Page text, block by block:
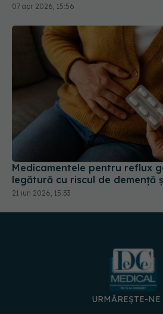
Medicamentele pentru reflux
legătură cu riscul de demență
URMĂREȘTE-NE
DESCARCĂ